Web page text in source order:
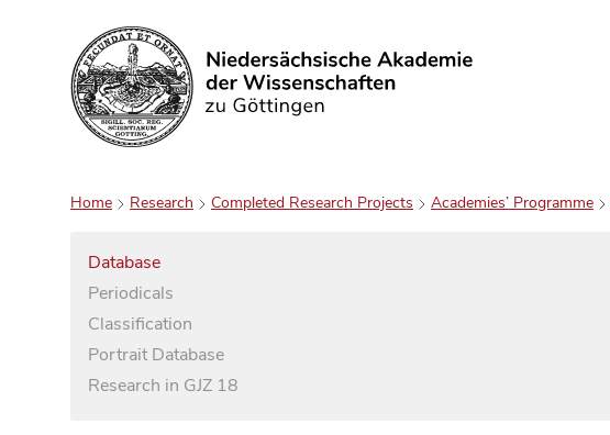
Search
Home Research Completed Research Projects Academies’ Programme
Database
Periodicals
Classification
Portrait Database
Research in GJZ 18